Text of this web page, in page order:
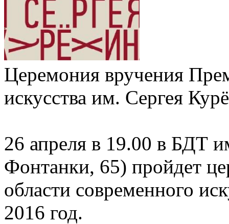
Церемония вручения
искусства им. Сергея
26 апреля в 19.00 в БДТ
Фонтанки, 65) пройдет
области современного
2016 год.